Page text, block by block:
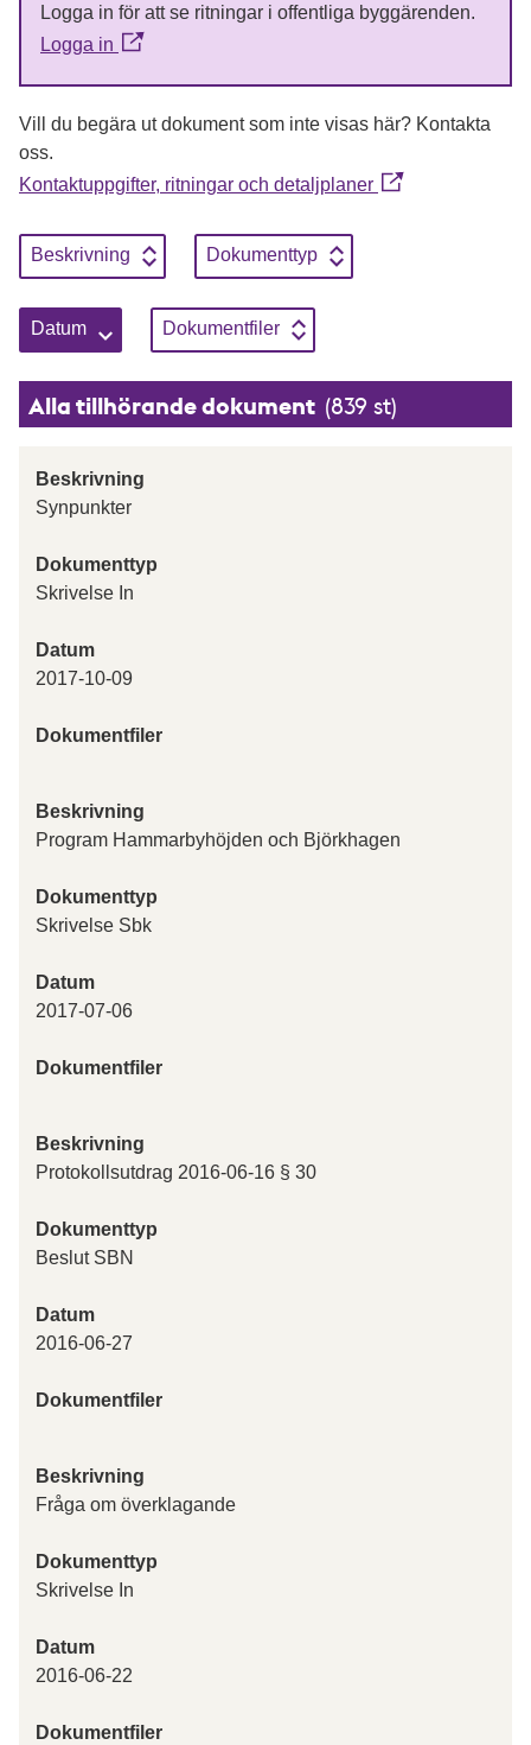
Logga in för att se ritningar i offentliga byggärenden.
Logga in
Vill du begära ut dokument som inte visas här? Kontakta
oss.
Kontaktuppgifter, ritningar och detaljplaner
Sortera genom att klicka på knapparna, enbart en sortering
Sortera på
Beskrivning Stigande Sortera på
DokumenttypStigande
Sortera på
DatumStigande Sortera på
DokumentfilerStigande
Alla tillhörande dokument (839 st)
Beskrivning
Synpunkter
Dokumenttyp
Skrivelse In
Datum
2017-10-09
Dokumentfiler
Beskrivning
Program Hammarbyhöjden och Björkhagen
Dokumenttyp
Skrivelse Sbk
Datum
2017-07-06
Dokumentfiler
Beskrivning
Protokollsutdrag 2016-06-16 § 30
Dokumenttyp
Beslut SBN
Datum
2016-06-27
Dokumentfiler
Beskrivning
Fråga om överklagande
Dokumenttyp
Skrivelse In
Datum
2016-06-22
Dokumentfiler